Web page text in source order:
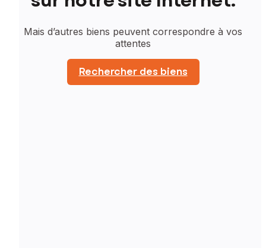
Mais d’autres biens peuvent correspondre à vos
attentes
Rechercher des biens